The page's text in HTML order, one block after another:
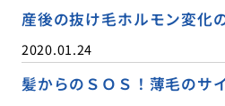
産後の抜け毛ホルモン変化
2020.01.24
髪からのＳＯＳ！薄毛のサ